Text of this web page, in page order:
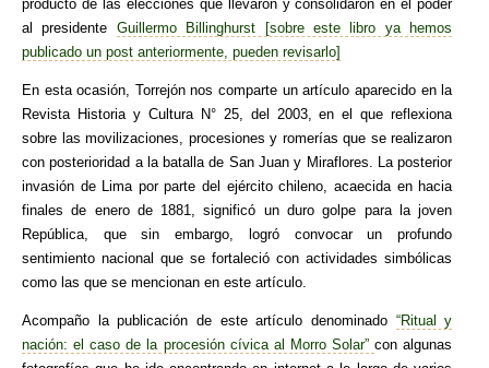
producto de las elecciones que llevaron y consolidaron en el poder
al presidente Guillermo Billinghurst [sobre este libro ya hemos
publicado un post anteriormente, pueden revisarlo]
En esta ocasión, Torrejón nos comparte un artículo aparecido en la
Revista Historia y Cultura N° 25, del 2003, en el que reflexiona
sobre las movilizaciones, procesiones y romerías que se realizaron
con posterioridad a la batalla de San Juan y Miraflores. La posterior
invasión de Lima por parte del ejército chileno, acaecida en hacia
finales de enero de 1881, significó un duro golpe para la joven
República, que sin embargo, logró convocar un profundo
sentimiento nacional que se fortaleció con actividades simbólicas
como las que se mencionan en este artículo.
Acompaño la publicación de este artículo denominado “Ritual y
nación: el caso de la procesión cívica al Morro Solar”con algunas